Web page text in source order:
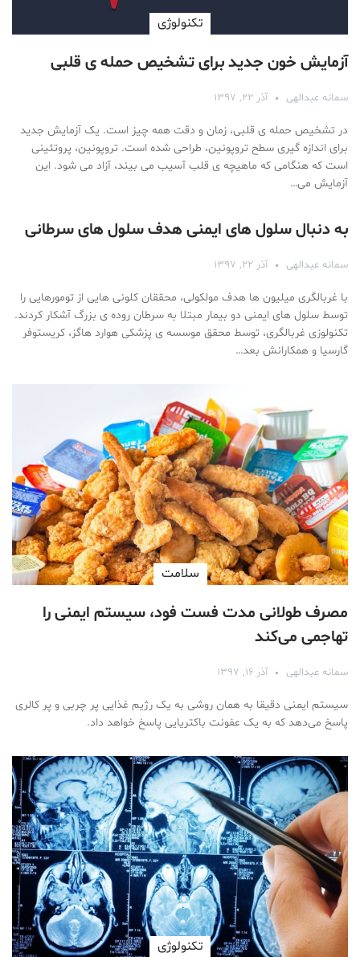
تکنولوژی
آزمایش خون جدید برای تشخیص حمله ی قلبی
سمانه عبدالهی آذر ۲۲, ۱۳۹۷
در تشخیص حمله ی قلبی، زمان و دقت همه چیز است. یک آزمایش جدید
برای اندازه گیری سطح تروپونین، طراحی شده است. تروپونین، پروتئینی
است که هنگامی که ماهیچه ی قلب آسیب می بیند، آزاد می شود. این
آزمایش می…
به دنبال سلول های ایمنی هدف سلول های سرطانی
سمانه عبدالهی آذر ۲۲, ۱۳۹۷
با غربالگری میلیون ها هدف مولکولی، محققان کلونی هایی از تومورهایی را
توسط سلول های ایمنی دو بیمار مبتلا به سرطان روده ی بزرگ آشکار کردند.
تکنولوزی غربالگری، توسط محقق موسسه ی پزشکی هوارد هاگز، کریستوفر
گارسیا و همکارانش بعد…
سلامت
مصرف طولانی مدت فست فود، سیستم ایمنی را
تهاجمی می‌کند
سمانه عبدالهی آذر ۱۶, ۱۳۹۷
سیستم ایمنی دقیقا به همان روشی به یک رژیم غذایی پر چربی و پر کالری
پاسخ می‌دهد که به یک عفونت باکتریایی پاسخ خواهد داد.
تکنولوژی